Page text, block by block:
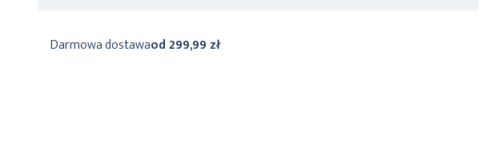
Darmowa dostawaod 299,99 zł